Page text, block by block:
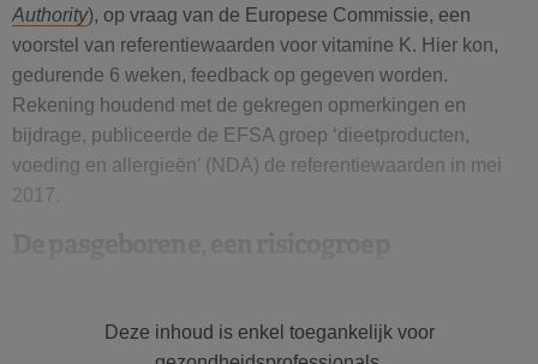
Authority), op vraag van de Europese Commissie, een
voorstel van referentiewaarden voor vitamine K. Hier kon,
gedurende 6 weken, feedback op gegeven worden.
Rekening houdend met de gekregen opmerkingen en
bijdrage, publiceerde de EFSA groep ‘dieetproducten,
voeding en allergieën’ (NDA) de referentiewaarden in mei
2017.
andere reguleert het de coagulatie (bloedstolling) en het
botmetabolisme, toch komt een klinisch tekort aan deze
Deze inhoud is enkel toegankelijk voor